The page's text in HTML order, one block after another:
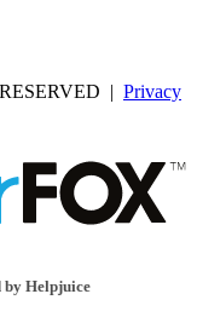
| Privacy
by Helpjuice